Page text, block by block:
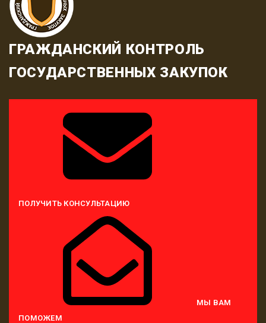
ГРАЖДАНСКИЙ КОНТРОЛЬ
ГОСУДАРСТВЕННЫХ ЗАКУПОК
ПОЛУЧИТЬ КОНСУЛЬТАЦИЮ
МЫ ВАМ
ПОМОЖЕМ